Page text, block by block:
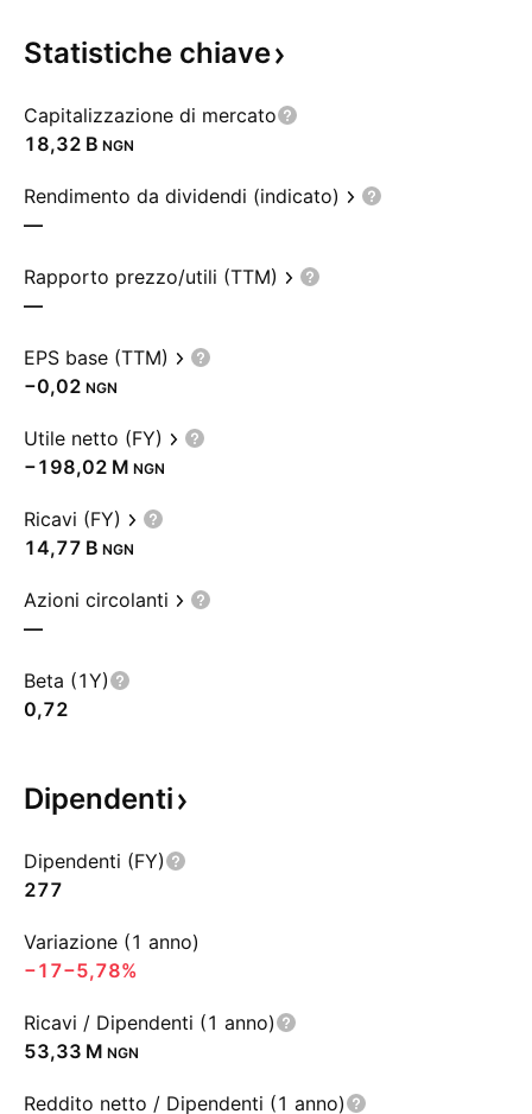
Statistiche chiave
Capitalizzazione di mercato
‪18,32 B‬ NGN
Rendimento da dividendi (indicato)
—
Rapporto prezzo/utili (TTM)
—
EPS base (TTM)
−0,02 NGN
Utile netto (FY)
‪−198,02 M‬ NGN
Ricavi (FY)
‪14,77 B‬ NGN
Azioni circolanti
—
Beta (1Y)
0,72
Dipendenti
Dipendenti (FY)
277
Variazione (1 anno)
−17−5,78%
Ricavi / Dipendenti (1 anno)
‪53,33 M‬ NGN
Reddito netto / Dipendenti (1 anno)